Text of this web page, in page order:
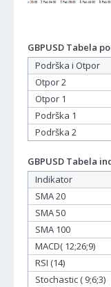
GBPUSD Tabela
Podrška i Otpor
Otpor 2
Otpor 1
Podrška 1
Podrška 2
GBPUSD Tabela
Indikator
SMA 20
SMA 50
SMA 100
MACD( 12;26;9)
RSI (14)
Stochastic ( 9;6;3)